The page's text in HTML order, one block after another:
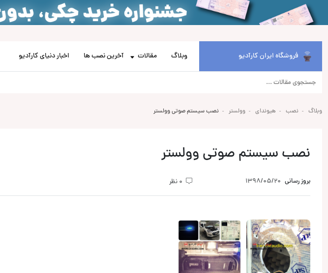
فروشگاه ایران کارآدیو وبلاگ مقالات آخرین نصب‌ ها اخبار دنیای کارآدیو
وبلاگ نصب هیوندای وولستر نصب سیستم صوتی وولستر
نصب سیستم صوتی وولستر
بروز رسانی 1398/05/20